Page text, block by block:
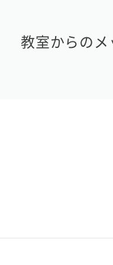
教室からのメ